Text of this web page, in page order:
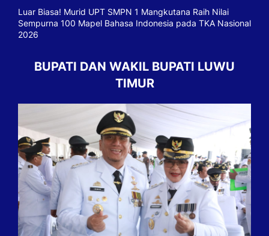
Luar Biasa! Murid UPT SMPN 1 Mangkutana Raih Nilai
Sempurna 100 Mapel Bahasa Indonesia pada TKA Nasional
2026
BUPATI DAN WAKIL BUPATI LUWU
TIMUR